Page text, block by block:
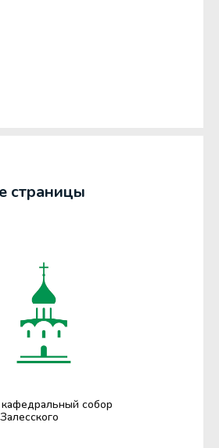
страницы
собор